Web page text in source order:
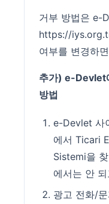
거부 방법은 e-
https://
여부를 변경하
추가) e-Devlet
방법
e-Devlet 사
에서 Ticari
Sistemi을
에서는 안
광고 전화/